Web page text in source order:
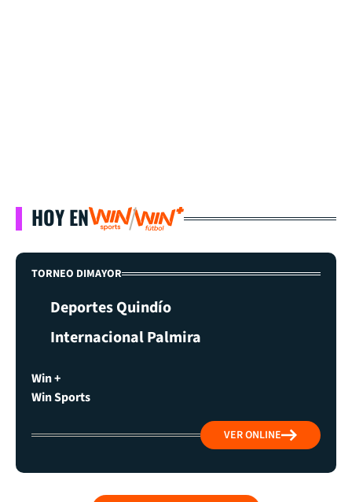
HOY EN
TORNEO DIMAYOR
Deportes Quindío
Internacional Palmira
Win +
Win Sports
VER ONLINE